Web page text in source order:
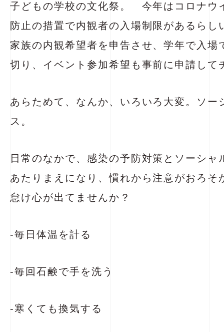
子どもの学校の文化祭。 今年はコロナウ
防止の措置で内観者の入場制限があるら
家族の内観希望者を申告させ、学年で入場
切り、イベント参加希望も事前に申請して
あらためて、なんか、いろいろ大変。ソー
ス。
日常のなかで、感染の予防対策とソーシャ
あたりまえになり、慣れから注意がおろそ
怠け心が出てませんか？
-毎日体温を計る
-毎回石鹸で手を洗う
-寒くても換気する